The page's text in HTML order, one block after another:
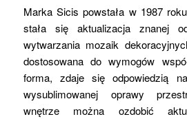
Marka Sicis powstała w 1987
stała się aktualizacja znanej
wytwarzania mozaik
dostosowana do wymogów
forma, zdaje się odpowiedzią
wysublimowanej oprawy
wnętrze można ozdobić